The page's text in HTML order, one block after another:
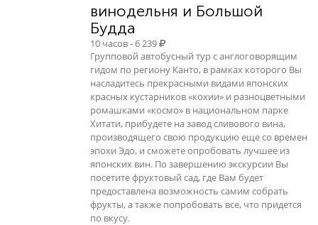
винодельня и Большой
Будда
10 часов - 6 239
Групповой автобусный тур с англоговорящим
гидом по региону Канто, в рамках которого Вы
насладитесь прекрасными видами японских
красных кустарников «кохии» и разноцветными
ромашками «космо» в национальном парке
Хитати, прибудете на завод сливового вина,
производящего свою продукцию еще со времен
эпохи Эдо, и сможете опробовать лучшее из
японских вин. По завершению экскурсии Вы
посетите фруктовый сад, где Вам будет
предоставлена возможность самим собрать
фрукты, а также попробовать все, что придется
по вкусу.